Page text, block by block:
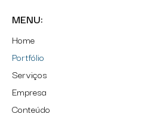
MENU:
Home
Portfólio
Serviços
Empresa
Conteúdo